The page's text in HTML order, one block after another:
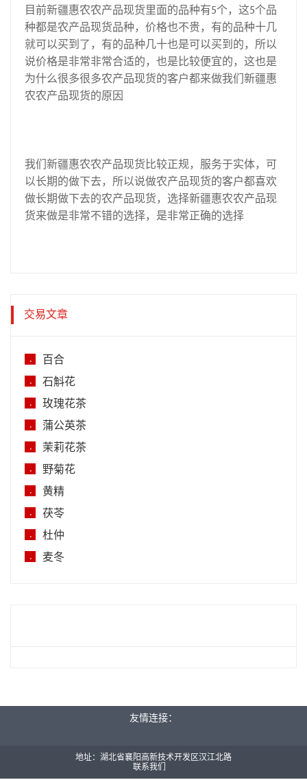
目前新疆惠农农产品现货里面的品种有5个，这5个品
种都是农产品现货品种，价格也不贵，有的品种十几
就可以买到了，有的品种几十也是可以买到的，所以
说价格是非常非常合适的，也是比较便宜的，这也是
为什么很多很多农产品现货的客户都来做我们新疆惠
农农产品现货的原因
我们新疆惠农农产品现货比较正规，服务于实体，可
以长期的做下去，所以说做农产品现货的客户都喜欢
做长期做下去的农产品现货，选择新疆惠农农产品现
货来做是非常不错的选择，是非常正确的选择
交易文章
. 百合
. 石斛花
. 玫瑰花茶
. 蒲公英茶
. 茉莉花茶
. 野菊花
. 黄精
. 茯苓
. 杜仲
. 麦冬
友情连接：
地址：湖北省襄阳高新技术开发区汉江北路
联系我们